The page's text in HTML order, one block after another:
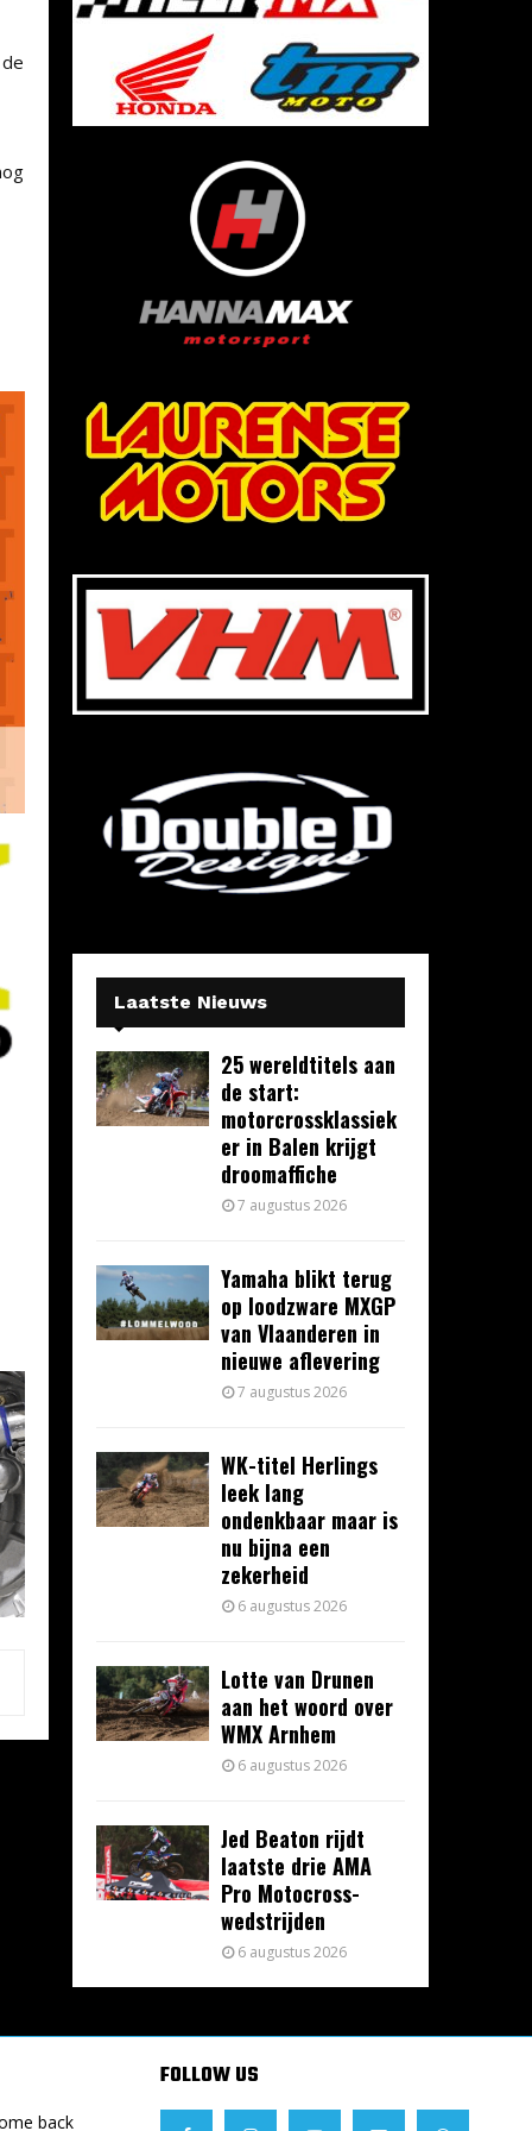
Laatste Nieuws
25 wereldtitels aan
de start:
motorcrossklassiek
er in Balen krijgt
droomaffiche
7 augustus 2026
Yamaha blikt terug
op loodzware MXGP
van Vlaanderen in
nieuwe aflevering
7 augustus 2026
WK-titel Herlings
leek lang
ondenkbaar maar is
nu bijna een
zekerheid
6 augustus 2026
Lotte van Drunen
aan het woord over
WMX Arnhem
6 augustus 2026
Jed Beaton rijdt
laatste drie AMA
Pro Motocross-
wedstrijden
6 augustus 2026
back
FOLLOW US